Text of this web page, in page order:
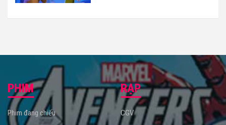
PHIM
Phim đang chiếu
RẠP
CGV